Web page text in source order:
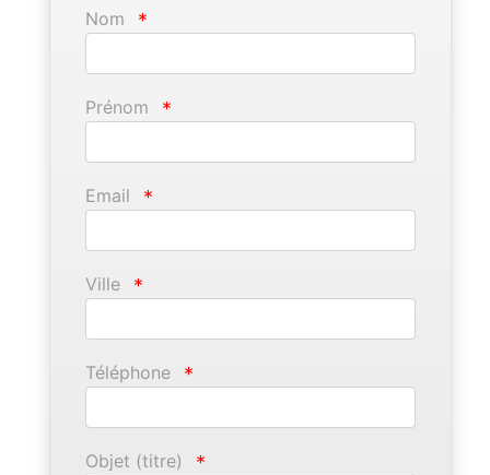
Nom *
Prénom *
Email *
Ville *
Téléphone *
Objet (titre) *